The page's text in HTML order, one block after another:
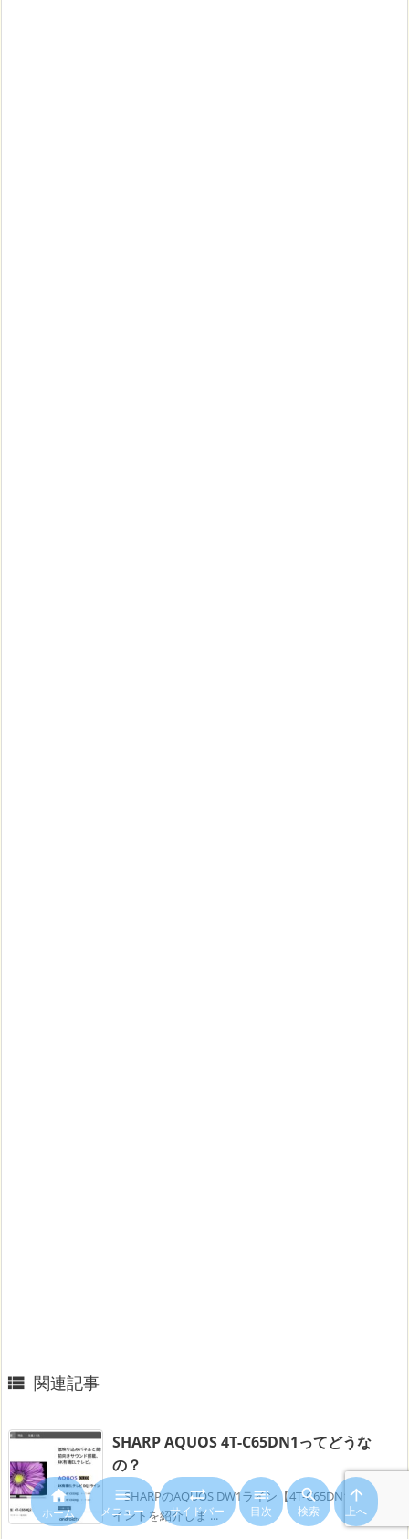
 関連記事
SHARP AQUOS 4T-C65DN1ってどうな
の？
SHARPのAQUOS DW1ライン【4T-C65DN1】のポ
イントを紹介しま ...

ホーム

メニュー

サイドバー

目次

検索

上へ